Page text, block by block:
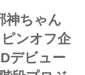
神ちゃん
ンオフ企
デビュー